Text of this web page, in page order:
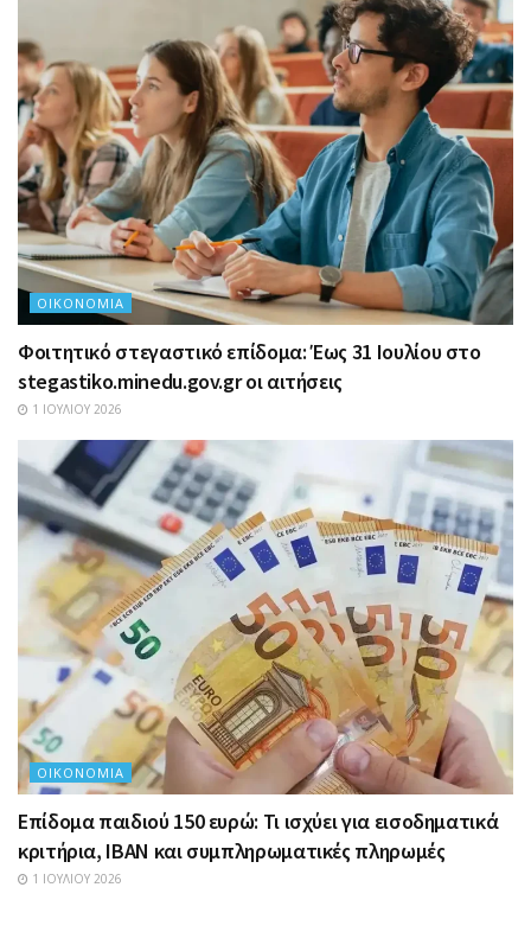
ΟΙΚΟΝΟΜΊΑ
Φοιτητικό στεγαστικό επίδομα: Έως 31 Ιουλίου στο
stegastiko.minedu.gov.gr οι αιτήσεις
1 ΙΟΥΛΊΟΥ 2026
ΟΙΚΟΝΟΜΊΑ
Επίδομα παιδιού 150 ευρώ: Τι ισχύει για εισοδηματικά
κριτήρια, IBAN και συμπληρωματικές πληρωμές
1 ΙΟΥΛΊΟΥ 2026